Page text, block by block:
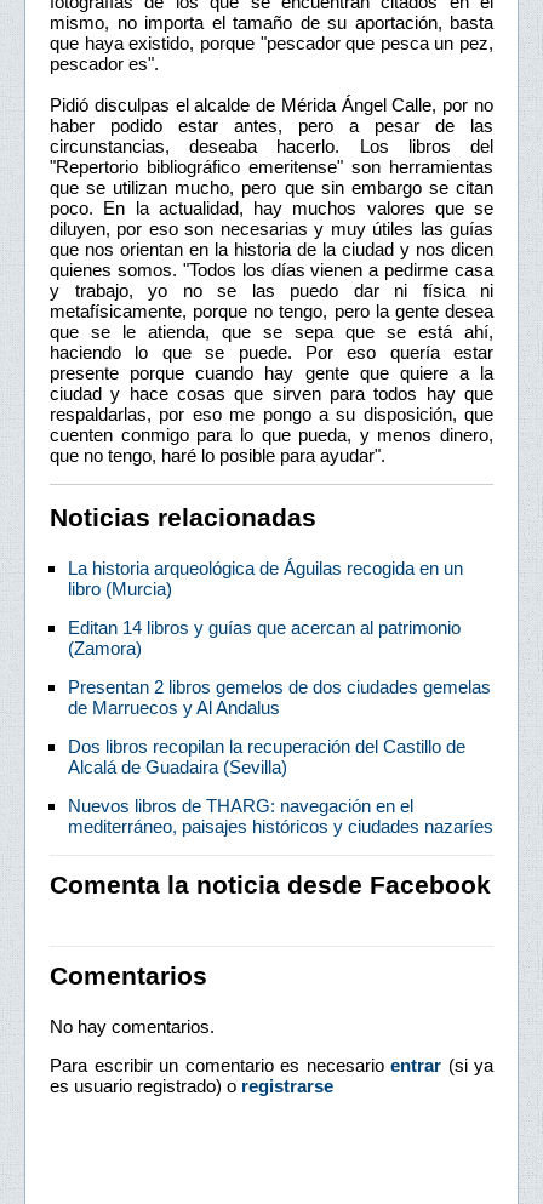
mismo, no importa el tamaño de su aportación, basta
que haya existido, porque "pescador que pesca un pez,
pescador es".
Pidió disculpas el alcalde de Mérida Ángel Calle, por no
haber podido estar antes, pero a pesar de las
circunstancias, deseaba hacerlo. Los libros del
"Repertorio bibliográfico emeritense" son herramientas
que se utilizan mucho, pero que sin embargo se citan
poco. En la actualidad, hay muchos valores que se
diluyen, por eso son necesarias y muy útiles las guías
que nos orientan en la historia de la ciudad y nos dicen
quienes somos. "Todos los días vienen a pedirme casa
y trabajo, yo no se las puedo dar ni física ni
metafísicamente, porque no tengo, pero la gente desea
que se le atienda, que se sepa que se está ahí,
haciendo lo que se puede. Por eso quería estar
presente porque cuando hay gente que quiere a la
ciudad y hace cosas que sirven para todos hay que
respaldarlas, por eso me pongo a su disposición, que
cuenten conmigo para lo que pueda, y menos dinero,
que no tengo, haré lo posible para ayudar".
Noticias relacionadas
La historia arqueológica de Águilas recogida en un
libro (Murcia)
Editan 14 libros y guías que acercan al patrimonio
(Zamora)
Presentan 2 libros gemelos de dos ciudades gemelas
de Marruecos y Al Andalus
Dos libros recopilan la recuperación del Castillo de
Alcalá de Guadaira (Sevilla)
Nuevos libros de THARG: navegación en el
mediterráneo, paisajes históricos y ciudades nazaríes
Comenta la noticia desde Facebook
Comentarios
No hay comentarios.
Para escribir un comentario es necesario entrar (si ya
es usuario registrado) o registrarse